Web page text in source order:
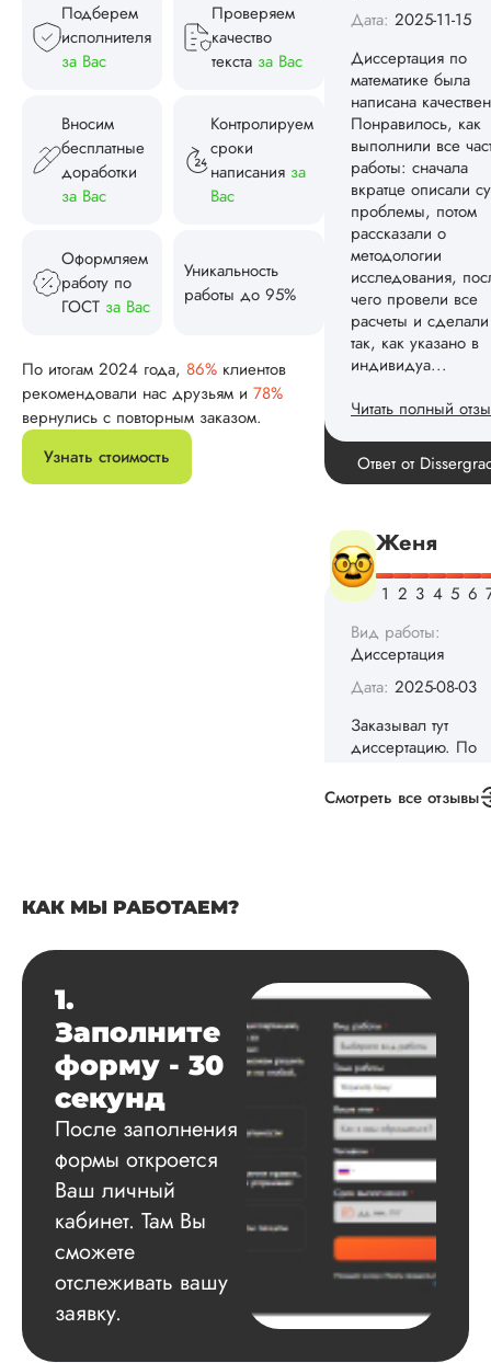
Подберем
исполнителя
за Вас
Проверяем
качество
текста за Вас
Вносим
бесплатные
доработки
за Вас
Контролируем
сроки
написания за
Вас
Оформляем
работу по
ГОСТ за Вас
Уникальность
работы до 95%
По итогам 2024 года, 86% клиентов
рекомендовали нас друзьям и 78%
вернулись с повторным заказом.
Узнать стоимость
Дата: 2025-11-15
Диссертация по
математике была
написана
Понравилось, как
выполнили все
работы: сначала
вкратце описали
проблемы, потом
рассказали о
методологии
исследования,
чего провели все
расчеты и
так, как указано в
индивидуа...
Читать полный
Спасибо!
ваши слова
Ответ от
Женя
Вид работы:
Диссертация
Дата: 2025-08-03
Заказывал тут
диссертацию. По
конечно, для меня
внушительно, но
держал меня в
о статусе заказа.
Структура
выполнена в...
Читать полный
Данила
Вид работы:
Диссертация
2025-03-15
Автору огромное
спасибо за
Смотреть все отзывы
КАК МЫ РАБОТАЕМ?
1.
Заполните
форму - 30
секунд
После заполнения
формы откроется
Ваш личный
кабинет. Там Вы
сможете
отслеживать вашу
заявку.